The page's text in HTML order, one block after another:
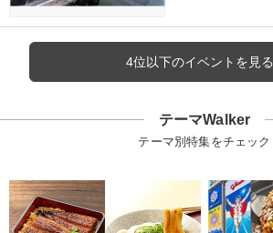
4位以下のイベントを見る
テーマWalker
テーマ別特集をチェック